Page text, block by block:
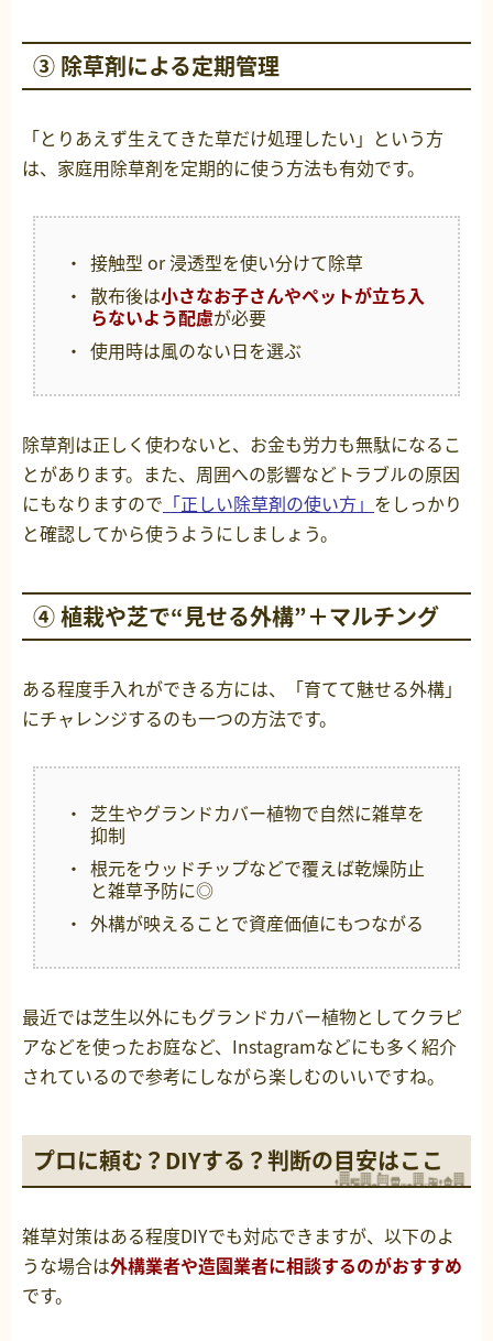
③ 除草剤による定期管理
「とりあえず生えてきた草だけ処理したい」という方
は、家庭用除草剤を定期的に使う方法も有効です。
接触型 or 浸透型を使い分けて除草
散布後は小さなお子さんやペットが立ち入
らないよう配慮が必要
使用時は風のない日を選ぶ
除草剤は正しく使わないと、お金も労力も無駄になるこ
とがあります。また、周囲への影響などトラブルの原因
にもなりますので 「正しい除草剤の使い方」 をしっかり
と確認してから使うようにしましょう。
④ 植栽や芝で“見せる外構”＋マルチング
ある程度手入れができる方には、「育てて魅せる外構」
にチャレンジするのも一つの方法です。
芝生やグランドカバー植物で自然に雑草を
抑制
根元をウッドチップなどで覆えば乾燥防止
と雑草予防に◎
外構が映えることで資産価値にもつながる
最近では芝生以外にもグランドカバー植物としてクラピ
アなどを使ったお庭など、Instagramなどにも多く紹介
されているので参考にしながら楽しむのいいですね。
プロに頼む？DIYする？判断の目安はここ
雑草対策はある程度DIYでも対応できますが、以下のよ
うな場合は外構業者や造園業者に相談するのがおすすめ
です。